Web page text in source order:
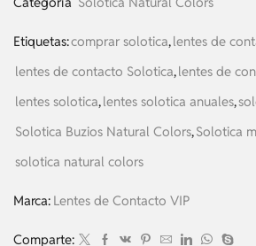
Etiquetas:comprar solotica,lentes de
lentes de contacto Solotica,lentes de
lentes solotica,lentes solotica anuales,
Solotica Buzios Natural Colors,Solotica
solotica natural colors
Marca: Lentes de Contacto VIP
Comparte: